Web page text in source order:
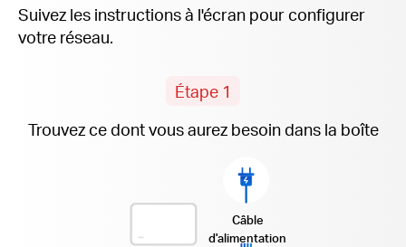
Suivez les instructions à l'écran pour configurer
votre réseau.
Étape 1
Trouvez ce dont vous aurez besoin dans la boîte
Câble
d'alimentation